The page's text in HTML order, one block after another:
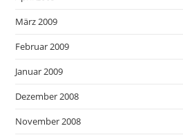
März 2009
Februar 2009
Januar 2009
Dezember 2008
November 2008